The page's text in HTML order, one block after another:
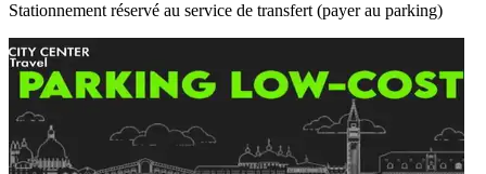
Stationnement réservé au service de transfert (payer au parking)